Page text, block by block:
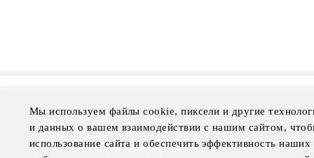
More Information
Press Room
Four Seasons Magazine
Legal
Privacy
Мы используем файлы cookie, пиксели и другие
и данных о вашем взаимодействии с нашим сайтом,
использование сайта и обеспечить эффективность